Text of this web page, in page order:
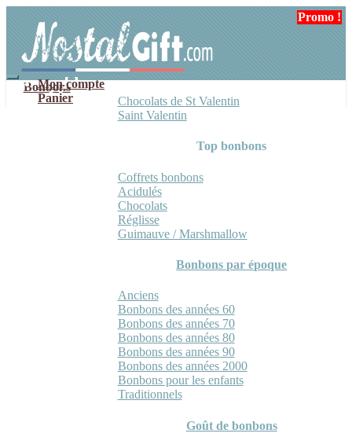
navigation
contenu
Mon compte
Panier
Bonbons
Chocolats de St Valentin
Saint Valentin
Top bonbons
Coffrets bonbons
Acidulés
Chocolats
Réglisse
Guimauve / Marshmallow
Bonbons par époque
Anciens
Bonbons des années 60
Bonbons des années 70
Bonbons des années 80
Bonbons des années 90
Bonbons des années 2000
Bonbons pour les enfants
Traditionnels
Goût de bonbons
Promo !
Promo !
Promo !
Promo !